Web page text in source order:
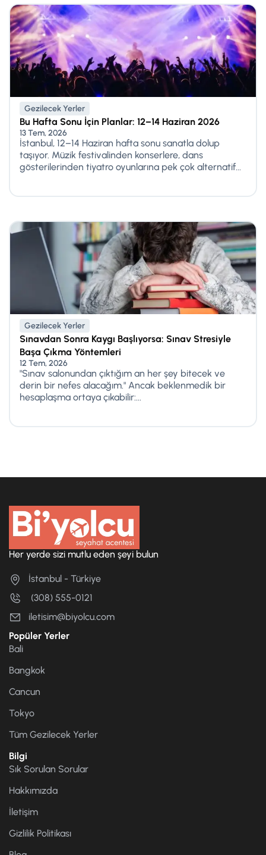
Gezilecek Yerler
Bu Hafta Sonu İçin Planlar: 12–14 Haziran 2026
13 Tem, 2026
İstanbul, 12–14 Haziran hafta sonu sanatla dolup
taşıyor. Müzik festivalinden konserlere, dans
gösterilerinden tiyatro oyunlarına pek çok alternatif...
Gezilecek Yerler
Sınavdan Sonra Kaygı Başlıyorsa: Sınav Stresiyle
Başa Çıkma Yöntemleri
12 Tem, 2026
"Sınav salonundan çıktığım an her şey bitecek ve
derin bir nefes alacağım." Ancak beklenmedik bir
hesaplaşma ortaya çıkabilir:...
Her yerde sizi mutlu eden şeyi bulun
İstanbul - Türkiye
(308) 555-0121
iletisim@biyolcu.com
Popüler Yerler
Bali
Bangkok
Cancun
Tokyo
Tüm Gezilecek Yerler
Bilgi
Sık Sorulan Sorular
Hakkımızda
İletişim
Gizlilik Politikası